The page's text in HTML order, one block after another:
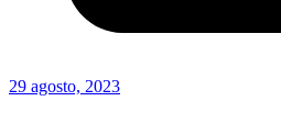
29 agosto, 2023